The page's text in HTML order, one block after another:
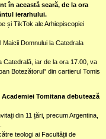
în această seară, de la ora
ierarhului.
și TikTok ale Arhiepiscopiei
Domnului la Catedrala
Catedrală, iar de la ora 17.00, va
Botezătorul” din cartierul Tomis
Tomitana debutează
din 11 țări, precum Argentina,
teologi ai Facultății de